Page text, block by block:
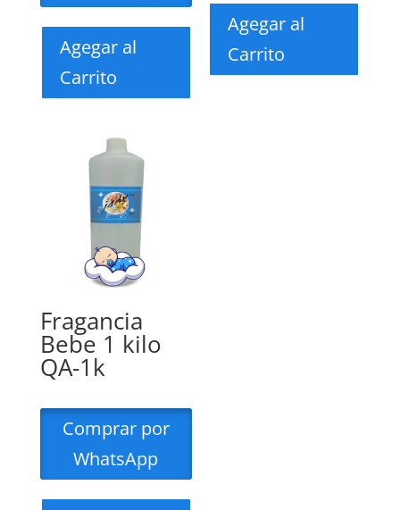
Agegar al
Carrito
Agegar al
Carrito
Fragancia
Bebe 1 kilo
QA-1k
Comprar por
WhatsApp